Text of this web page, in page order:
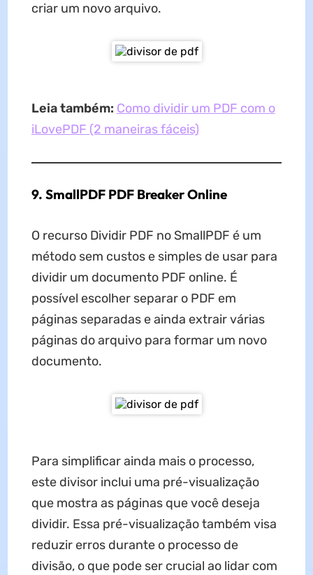
criar um novo arquivo.
Leia também: Como dividir um PDF com o
iLovePDF (2 maneiras fáceis)
9. SmallPDF PDF Breaker Online
O recurso Dividir PDF no SmallPDF é um
método sem custos e simples de usar para
dividir um documento PDF online. É
possível escolher separar o PDF em
páginas separadas e ainda extrair várias
páginas do arquivo para formar um novo
documento.
Para simplificar ainda mais o processo,
este divisor inclui uma pré-visualização
que mostra as páginas que você deseja
dividir. Essa pré-visualização também visa
reduzir erros durante o processo de
divisão, o que pode ser crucial ao lidar com